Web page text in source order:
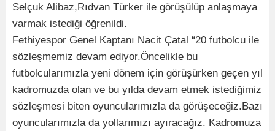
Selçuk Alibaz,Rıdvan Türker ile görüşülüp anlaşmaya
varmak istediği öğrenildi.
Fethiyespor Genel Kaptanı Nacit Çatal “20 futbolcu ile
sözleşmemiz devam ediyor.Öncelikle bu
futbolcularımızla yeni dönem için görüşürken geçen yıl
kadromuzda olan ve bu yılda devam etmek istediğimiz
sözleşmesi biten oyuncularımızla da görüşeceğiz.Bazı
oyuncularımızla da yollarımızı ayıracağız. Kadromuza